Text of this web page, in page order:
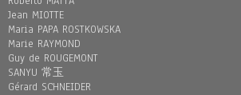
Jean MIOTTE
Maria PAPA ROSTKOWSKA
Marie RAYMOND
Guy de ROUGEMONT
SANYU 常玉
Gérard SCHNEIDER